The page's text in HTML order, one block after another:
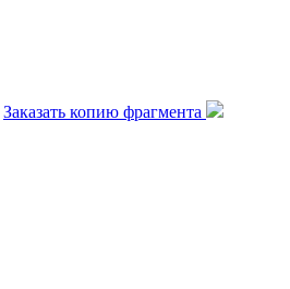
Заказать копию фрагмента